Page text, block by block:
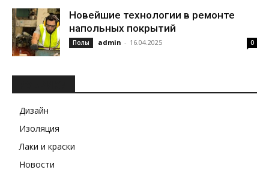
Новейшие технологии в ремонте
напольных покрытий
Полы admin - 16.04.2025 0
Дизайн
Изоляция
Лаки и краски
Новости